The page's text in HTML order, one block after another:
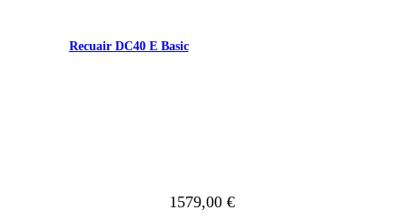
Recuair DC40 E Basic
1579,00 €